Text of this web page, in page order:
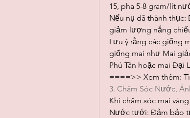
15, pha 5-8 gram/lít
Nếu nụ đã thành
giảm lượng nắng
Lưu ý rằng các giống
giống mai như Mai
Phú Tân hoặc mai Đại
====>> Xem thêm:
3. Chăm Sóc Nước,
Khi chăm sóc mai
Nước tưới: Đảm bảo